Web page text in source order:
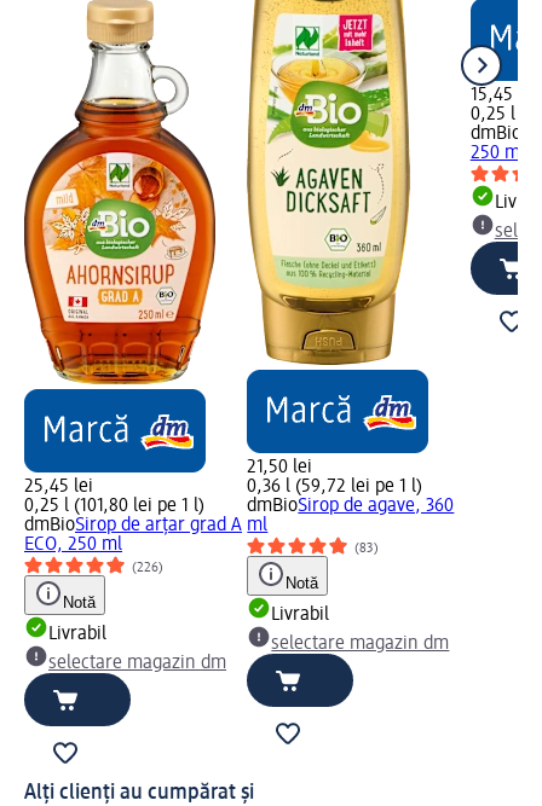
25,45 lei
0,25 l (101,80 lei pe 1 l)
dmBioSirop de arțar grad A
ECO, 250 ml
(226)
Notă
Livrabil
selectare magazin dm
21,50 lei
0,36 l (59,72 lei pe 1 l)
dmBioSirop de agave, 360
ml
(83)
Notă
Livrabil
selectare magazin dm
15,45 lei
0,25 l
dmBio
250 ml
Alți clienți au cumpărat și